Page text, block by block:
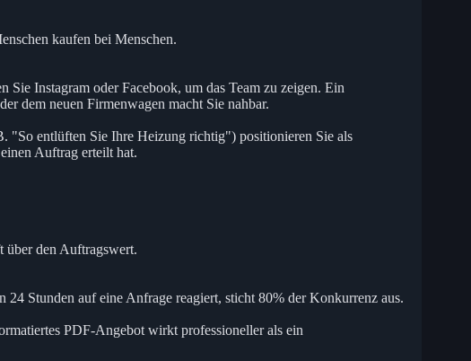
kaufen bei Menschen.
Sie Instagram oder Facebook, um das Team zu zeigen. Ein
dem neuen Firmenwagen macht Sie nahbar.
"So entlüften Sie Ihre Heizung richtig") positionieren Sie als
Auftrag erteilt hat.
über den Auftragswert.
24 Stunden auf eine Anfrage reagiert, sticht 80% der Konkurrenz aus.
PDF-Angebot wirkt professioneller als ein